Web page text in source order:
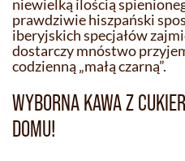
niewielką ilością
prawdziwie hiszpański
iberyjskich specjałów
dostarczy mnóstwo
codzienną „małą czarną”.
WYBORNA KAWA Z
DOMU!